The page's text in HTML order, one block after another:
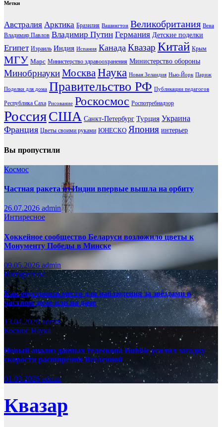
Метки
Австралия Арктика Бразилия Вашингтон Великобритания Вена
Владимир Павлов Владимир Путин Германия Детские поделки
Египет Израиль Индия Испания Канада Квазар Китай Крым
МГУ Марс Министерство здравоохранения Министерство обороны
МинобрнаукиМоскваНаука Новая Зеландия Нью-Йорк Париж
Поделки для дома Правительство РФ Публикации педагогов
Республика Саха Рисование Роскосмос Роспотребнадзор
РоссияСША Санкт-Петербург Турция Украина
Франция Цветы своими руками ЮНЕСКО Япония интерьер
Вы пропустили
Космос
Частная ракета из Индии впервые вышла на орбиту
26.07.2026 admin
Интиресное
Хоккейное сообщество Беларуси возложило цветы к
Монументу Победы в Минске
09.05.2026 admin
Интиресное
Как обустроить место для наблюдения за звёздами в
частном доме или на даче
13.04.2026admin
Космос Наука
Новый анализ данных телескопа Hubble усилил загадку
скорости расширения Вселенной
01.03.2026admin
Квазар